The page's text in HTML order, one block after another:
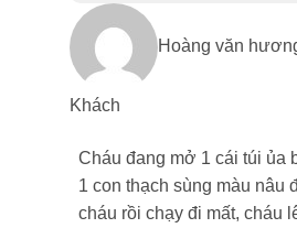
Hoàng văn
Khách
Cháu đang mở 1 cái túi ủa
1 con thạch sùng màu nâu
cháu rồi chạy đi mất, cháu